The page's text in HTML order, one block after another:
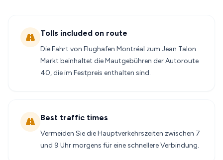
Tolls included on route
Die Fahrt von Flughafen Montréal zum Jean Talon
Markt beinhaltet die Mautgebühren der Autoroute
40, die im Festpreis enthalten sind.
Best traffic times
Vermeiden Sie die Hauptverkehrszeiten zwischen 7
und 9 Uhr morgens für eine schnellere Verbindung.